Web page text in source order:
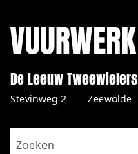
De Leeuw Tweewielers
Stevinweg 2 Zeewolde